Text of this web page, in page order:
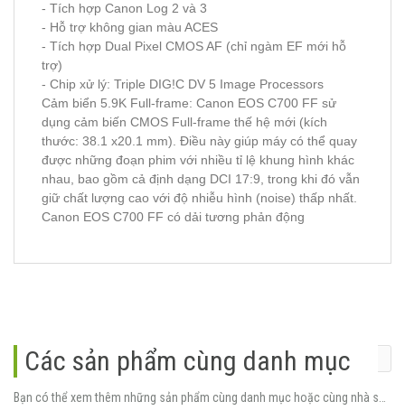
- Tích hợp Canon Log 2 và 3
- Hỗ trợ không gian màu ACES
- Tích hợp Dual Pixel CMOS AF (chỉ ngàm EF mới hỗ
trợ)
- Chip xử lý: Triple DIG!C DV 5 Image Processors
Cảm biển 5.9K Full-frame: Canon EOS C700 FF sử
dụng cảm biến CMOS Full-frame thế hệ mới (kích
thước: 38.1 x20.1 mm). Điều này giúp máy có thể quay
được những đoạn phim với nhiều tỉ lệ khung hình khác
nhau, bao gồm cả định dạng DCI 17:9, trong khi đó vẫn
giữ chất lượng cao với độ nhiễu hình (noise) thấp nhất.
Canon EOS C700 FF có dải tương phản động
Các sản phẩm cùng danh mục